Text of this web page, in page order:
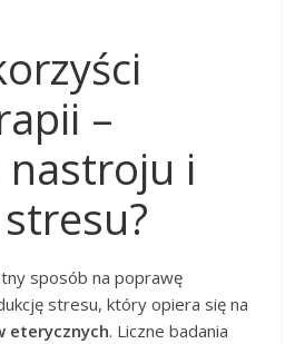
–
i
sposób na poprawę
stresu, który opiera się na
eterycznych. Liczne badania